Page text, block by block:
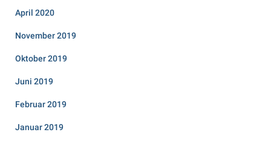
April 2020
November 2019
Oktober 2019
Juni 2019
Februar 2019
Januar 2019